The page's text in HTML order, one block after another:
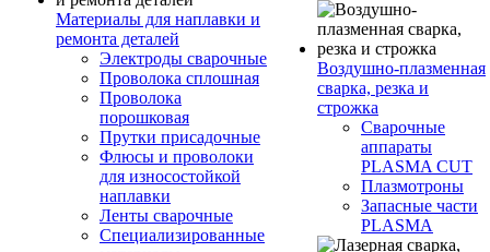
Материалы для наплавки и
ремонта деталей
Электроды сварочные
Проволока сплошная
Проволока
порошковая
Прутки присадочные
Флюсы и проволоки
для износостойкой
наплавки
Ленты сварочные
Специализированные
Воздушно-плазменная
сварка, резка и
строжка
Сварочные
аппараты
PLASMA CUT
Плазмотроны
Запасные части
PLASMA